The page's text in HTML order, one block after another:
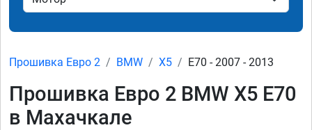
Прошивка Евро 2 BMW X5 E70 - 2007 - 2013
Прошивка Евро 2 BMW X5 E70
в Махачкале